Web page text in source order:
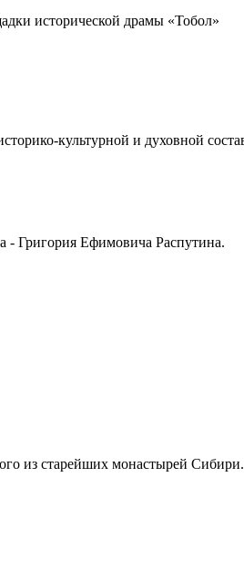
исторической драмы «Тобол»
культурной и духовной
- Григория Ефимовича Распутина.
из старейших монастырей Сибири.